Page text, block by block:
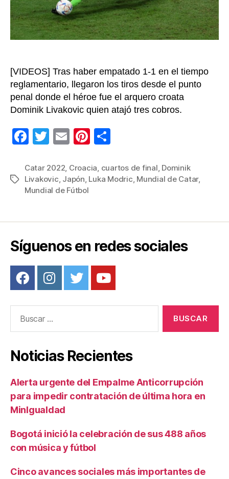
de
del
[VIDEOS] Tras haber empatado 1-1 en el tiempo
reglamentario, llegaron los tiros desde el punto
penal donde el héroe fue el arquero croata
Dominik Livakovic quien atajó tres cobros.
F
c
e
o
k
T
tt
er
E
ail
Pi
er
e
m
p
tir
Etiquetas
Catar 2022 Croacia cuartos de final Dominik
Livakovic Japón Luka Modric Mundial de Catar,
Mundial de Fútbol
Síguenos en redes sociales
Noticias Recientes
Alerta urgente del Empalme Anticorrupción
para impedir contratación de última hora en
MinIgualdad
Bogotá inició la celebración de sus 488 años
con música y fútbol
Cinco avances sociales más importantes de